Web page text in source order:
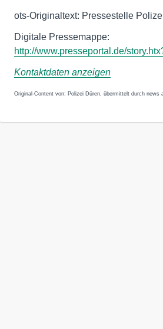
ots-Originaltext: Pressestelle
http://www.presseportal.de/
Kontaktdaten anzeigen
Original-Content von: Polizei Düren, übermittelt durch news